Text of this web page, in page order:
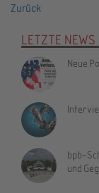
Zurück
LETZTE NEWS
Neue
bpb-
und